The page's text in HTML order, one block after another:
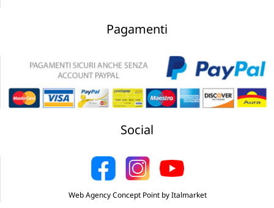
Pagamenti
Social
Web Agency Concept Point by Italmarket